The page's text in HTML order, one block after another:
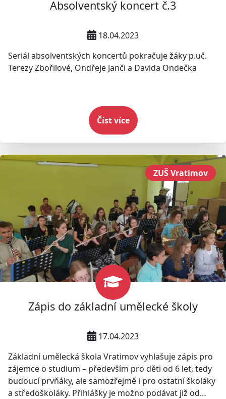
Absolventský koncert č.3
18.04.2023
Seriál absolventských koncertů pokračuje žáky p.uč.
Terezy Zbořilové, Ondřeje Janči a Davida Ondečka
Číst více
Zápis do základní umělecké školy
17.04.2023
Základní umělecká škola Vratimov vyhlašuje zápis pro
zájemce o studium – především pro děti od 6 let, tedy
budoucí prvňáky, ale samozřejmě i pro ostatní školáky
a středoškoláky. Přihlášky je možno podávat již od
ZUŠ Vratimov